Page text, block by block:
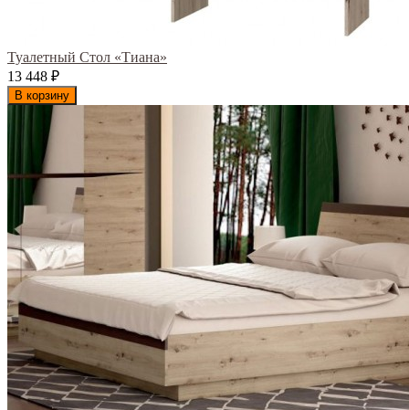
Туалетный Стол «Тиана»
13 448 ₽
В корзину